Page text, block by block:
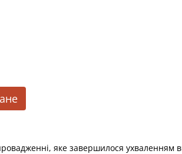
яке завершилося ухваленням